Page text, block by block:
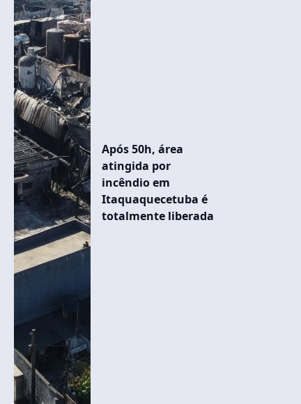
Após 50h, área
atingida por
incêndio em
Itaquaquecetuba é
totalmente liberada